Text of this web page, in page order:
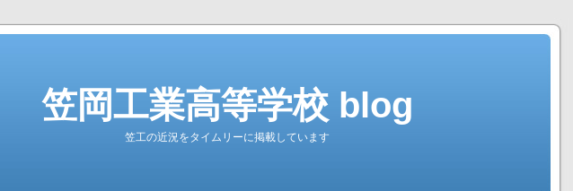
笠岡工業高等学校 blog
笠工の近況をタイムリーに掲載しています